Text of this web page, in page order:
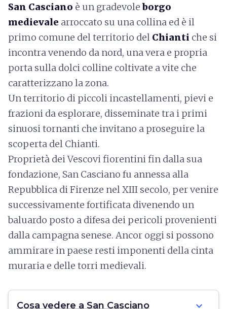
San Casciano è un gradevoleborgo
medievale arroccato su una collina ed è il
primo comune del territorio del Chianti che si
incontra venendo da nord, una vera e propria
porta sulla dolci colline coltivate a vite che
caratterizzano la zona.
Un territorio di piccoli incastellamenti, pievi e
frazioni da esplorare, disseminate tra i primi
sinuosi tornanti che invitano a proseguire la
scoperta del Chianti.
Proprietà dei Vescovi fiorentini fin dalla sua
fondazione, San Casciano fu annessa alla
Repubblica di Firenze nel XIII secolo, per venire
successivamente fortificata divenendo un
baluardo posto a difesa dei pericoli provenienti
dalla campagna senese. Ancor oggi si possono
ammirare in paese resti imponenti della cinta
muraria e delle torri medievali.
Cosa vedere a San Casciano